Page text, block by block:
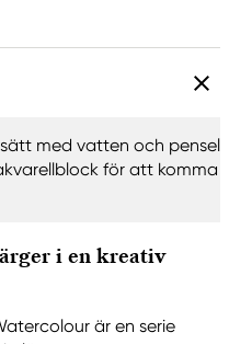
med vatten och pensel
för att komma
i en kreativ
är en serie